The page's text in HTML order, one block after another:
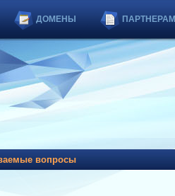
ДОМЕНЫ ПАРТНЕРАМ
вопросы